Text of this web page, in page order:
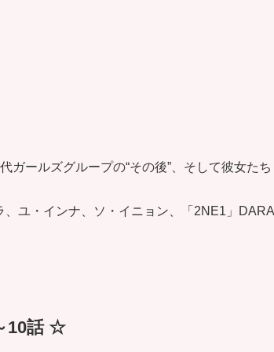
ガールズグループの“その後”、そして彼女たち
ユ・インナ、ソ・イニョン、「2NE1」DARA
10話 ☆